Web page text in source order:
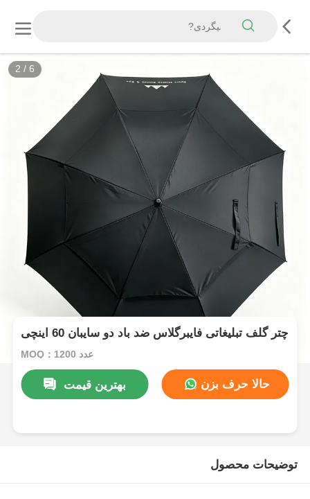
2 / 6
چتر گلف تبلیغاتی فایبرگلاس ضد باد دو سایبان 60 اینچی
MOQ：1200 عدد
بهترین قیمت حالا حرف بزن
توضیحات محصول